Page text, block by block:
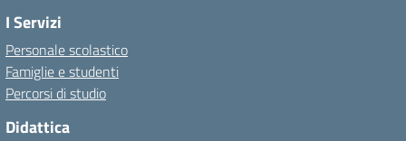
I Servizi
Personale scolastico
Famiglie e studenti
Percorsi di studio
Didattica